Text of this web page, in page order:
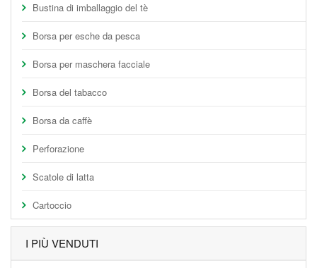
Bustina di imballaggio del tè
Borsa per esche da pesca
Borsa per maschera facciale
Borsa del tabacco
Borsa da caffè
Perforazione
Scatole di latta
Cartoccio
I PIÙ VENDUTI